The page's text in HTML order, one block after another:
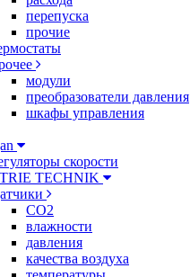
перепуска
прочие
модули
преобразователи давления
шкафы управления
скорости
TECHNIK
CO2
влажности
давления
качества воздуха